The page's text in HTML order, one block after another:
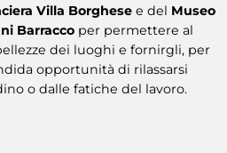
Villa Borghese e del Museo
Barracco per permettere al
dei luoghi e fornirgli, per
opportunità di rilassarsi
o dalle fatiche del lavoro.